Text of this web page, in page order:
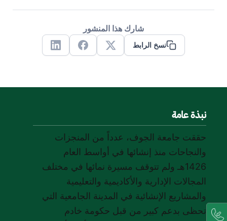
شارك هذا المنشور
نسخ الرابط
X
Facebook
Linkedin
نبذة عامة
حققت جامعة الجوف، عدداً من المنجزات
والنجاحات منذ إنشائها في أواسط العام
1426هـ ولم تتوقف مسيرة نمائها في مختلف
المجالات الإدارية والأكاديمية والتعليمية
والمشاريع الإنشائية في المدينة الجامعية التي
تحظى بدعم كبير من قبل حكومة خادم